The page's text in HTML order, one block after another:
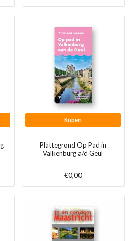
Kopen
Plattegrond Op Pad in
Valkenburg a/d Geul
€0,00